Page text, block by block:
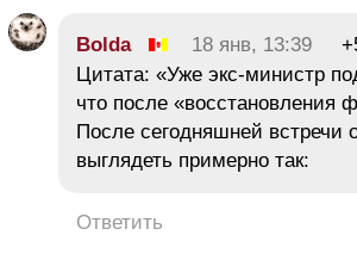
Bolda 18 янв, 13:39
Цитата: «Уже экс-министр
что после «восстановления
После сегодняшней встречи
выглядеть примерно так:
Ответить